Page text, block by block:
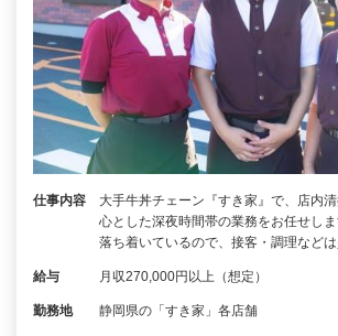
仕事内容
大手牛丼チェーン『すき家』で、店内
心とした深夜時間帯の業務をお任せし
落ち着いているので、接客・調理など
給与 月収270,000円以上（想定）
勤務地 静岡県の「すき家」各店舗